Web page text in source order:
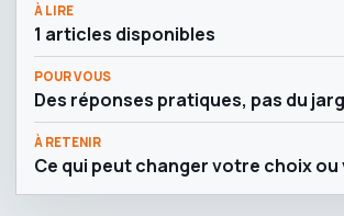
À LIRE
1 articles disponibles
POUR VOUS
Des réponses pratiques, pas du
À RETENIR
Ce qui peut changer votre choix